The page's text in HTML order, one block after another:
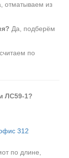
отматываем из
Да, подберём
по
ЛС59-1?
312
по длине,